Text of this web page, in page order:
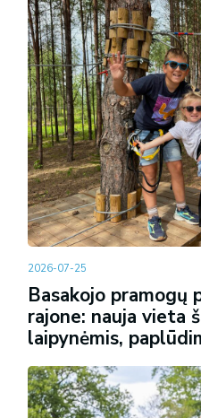
2026-07-25
Basakojo pramogų
rajone: nauja vieta
laipynėmis,